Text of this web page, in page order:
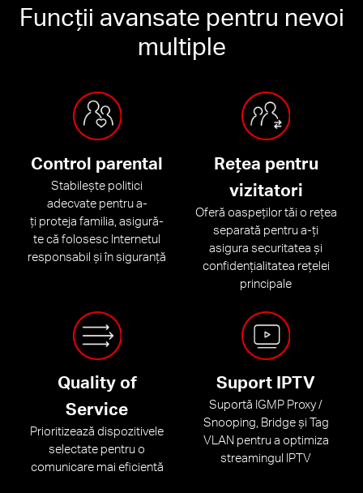
Funcții avansate pentru nevoi
multiple
Control parental
Stabilește politici
adecvate pentru a-
ți proteja familia, asigură-
te că folosesc Internetul
responsabil și în siguranță
Rețea pentru
vizitatori
Oferă oaspeților tăi o rețea
separată pentru a-ți
asigura securitatea și
confidențialitatea rețelei
principale
Quality of
Service
Prioritizează dispozitivele
selectate pentru o
comunicare mai eficientă
Suport IPTV
Suportă IGMP Proxy /
Snooping, Bridge și Tag
VLAN pentru a optimiza
streamingul IPTV